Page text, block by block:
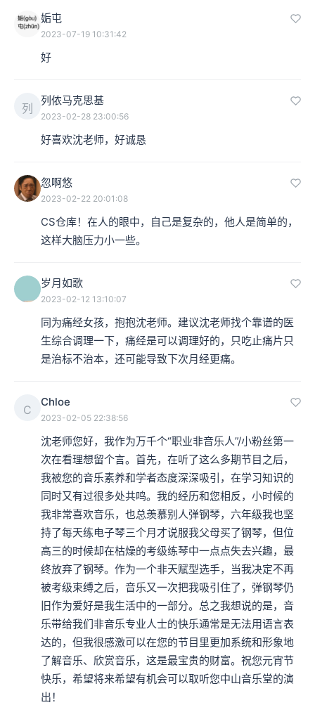
姤屯
2023-07-19 10:31:42
好
列
列侬马克思基
2023-02-28 23:00:56
好喜欢沈老师，好诚恳
忽啊悠
2023-02-22 20:01:08
CS仓库！在人的眼中，自己是复杂的，他人是简单的，
这样大脑压力小一些。
岁月如歌
2023-02-12 13:10:07
同为痛经女孩，抱抱沈老师。建议沈老师找个靠谱的医
生综合调理一下，痛经是可以调理好的，只吃止痛片只
是治标不治本，还可能导致下次月经更痛。
C
Chloe
2023-02-05 22:38:56
沈老师您好，我作为万千个“职业非音乐人”/小粉丝第一
次在看理想留个言。首先，在听了这么多期节目之后，
我被您的音乐素养和学者态度深深吸引，在学习知识的
同时又有过很多处共鸣。我的经历和您相反，小时候的
我非常喜欢音乐，也总羡慕别人弹钢琴，六年级我也坚
持了每天练电子琴三个月才说服我父母买了钢琴，但位
高三的时候却在枯燥的考级练琴中一点点失去兴趣，最
终放弃了钢琴。作为一个非天赋型选手，当我决定不再
被考级束缚之后，音乐又一次把我吸引住了，弹钢琴仍
旧作为爱好是我生活中的一部分。总之我想说的是，音
乐带给我们非音乐专业人士的快乐通常是无法用语言表
达的，但我很感激可以在您的节目里更加系统和形象地
了解音乐、欣赏音乐，这是最宝贵的财富。祝您元宵节
快乐，希望将来希望有机会可以取听您中山音乐堂的演
出！